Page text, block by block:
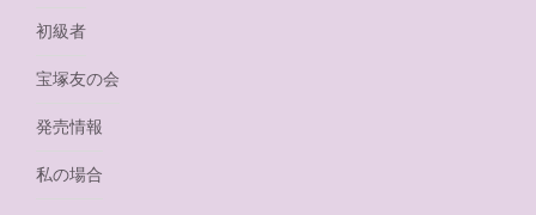
初級者
宝塚友の会
発売情報
私の場合